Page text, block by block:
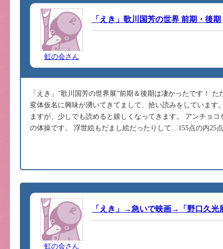
虹の会さん
「えき」歌川国芳の世界 前期・後期
「えき」”歌川国芳の世界展”前期＆後期は凄かったです！
変体仮名に興味が湧いてきてまして、拾い読みをしています
ますが、少しでも読めると嬉しくなってきます。 アンチョ
の体操です。 浮世絵もだまし絵だったりして…155点の内25
虹の会さん
「えき」→急いで映画→「野口久光